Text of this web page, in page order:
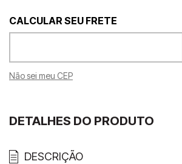
Não sei meu CEP
DETALHES DO PRODUTO
DESCRIÇÃO